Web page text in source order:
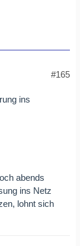
#165
ins
abends
ins Netz
lohnt sich